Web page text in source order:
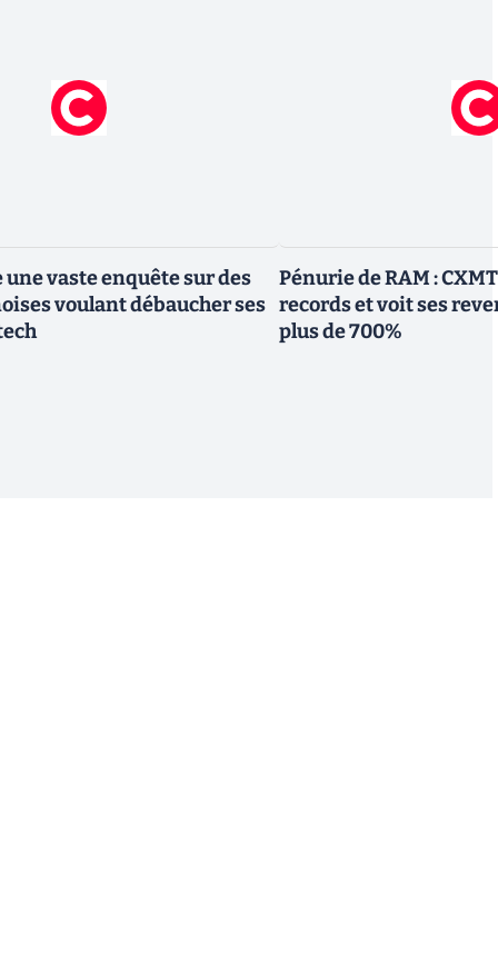
vaste enquête sur des
voulant débaucher ses
Pénurie de RAM :
records et voit ses
plus de 700%